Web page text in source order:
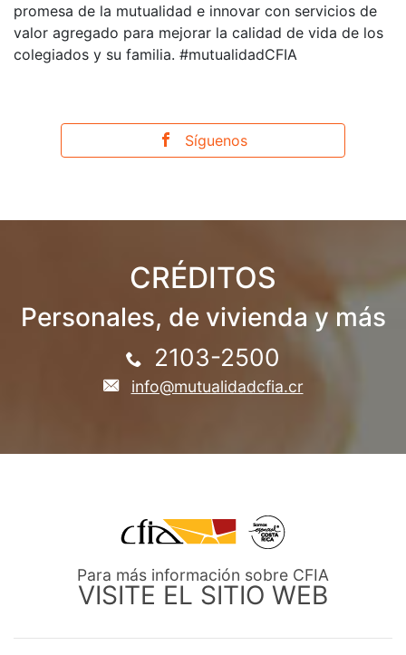
promesa de la mutualidad e innovar con servicios de
valor agregado para mejorar la calidad de vida de los
colegiados y su familia. #mutualidadCFIA
Síguenos
CRÉDITOS
Personales, de vivienda y más
2103-2500
info@mutualidadcfia.cr
Para más información sobre CFIA
VISITE EL SITIO WEB